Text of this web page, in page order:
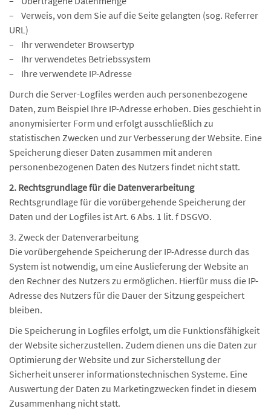
– Verweis, von dem Sie auf die Seite gelangten (sog. Referrer
URL)
– Ihr verwendeter Browsertyp
– Ihr verwendetes Betriebssystem
– Ihre verwendete IP-Adresse
Durch die Server-Logfiles werden auch personenbezogene
Daten, zum Beispiel Ihre IP-Adresse erhoben. Dies geschieht in
anonymisierter Form und erfolgt ausschließlich zu
statistischen Zwecken und zur Verbesserung der Website. Eine
Speicherung dieser Daten zusammen mit anderen
personenbezogenen Daten des Nutzers findet nicht statt.
2. Rechtsgrundlage für die Datenverarbeitung
Rechtsgrundlage für die vorübergehende Speicherung der
Daten und der Logfiles ist Art. 6 Abs. 1 lit. f DSGVO.
3. Zweck der Datenverarbeitung
Die vorübergehende Speicherung der IP-Adresse durch das
System ist notwendig, um eine Auslieferung der Website an
den Rechner des Nutzers zu ermöglichen. Hierfür muss die IP-
Adresse des Nutzers für die Dauer der Sitzung gespeichert
bleiben.
Die Speicherung in Logfiles erfolgt, um die Funktionsfähigkeit
der Website sicherzustellen. Zudem dienen uns die Daten zur
Optimierung der Website und zur Sicherstellung der
Sicherheit unserer informationstechnischen Systeme. Eine
Auswertung der Daten zu Marketingzwecken findet in diesem
Zusammenhang nicht statt.